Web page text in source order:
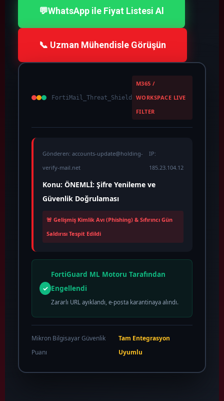
💬WhatsApp ile Fiyat Listesi Al
📞 Uzman Mühendisle Görüşün
FortiMail_Threat_Shield
M365 /
WORKSPACE LIVE
FILTER
Gönderen: accounts-update@holding-
verify-mail.net
IP:
185.23.104.12
Konu: ÖNEMLİ: Şifre Yenileme ve
Güvenlik Doğrulaması
🚨 Gelişmiş Kimlik Avı (Phishing) & Sıfırıncı Gün
Saldırısı Tespit Edildi
✓
FortiGuard ML Motoru Tarafından
Engellendi
Zararlı URL ayıklandı, e-posta karantinaya alındı.
Mikron Bilgisayar Güvenlik
Puanı
Tam Entegrasyon
Uyumlu